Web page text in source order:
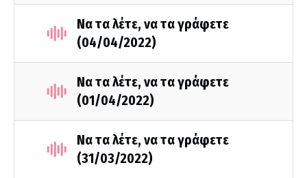
Να τα λέτε, να τα γράφετε
(04/04/2022)
Να τα λέτε, να τα γράφετε
(01/04/2022)
Να τα λέτε, να τα γράφετε
(31/03/2022)